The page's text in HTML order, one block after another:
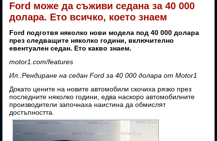
Ford може да съживи седана за 40 000
долара. Ето всичко, което знаем
Ford подготвя няколко нови модела под 40 000 долара
през следващите няколко години, включително
евентуален седан. Ето какво знаем.
motor1.com/features
Ил.:Рендиране на седан Ford за 40 000 долара от Motor1
Докато цените на новите автомобили скочиха рязко през
последните няколко години, едва наскоро автомобилните
производители започнаха наистина да обмислят
достъпността.